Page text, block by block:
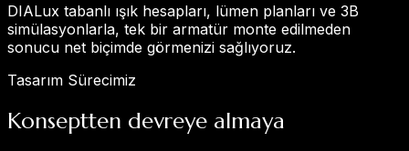
DIALux tabanlı ışık hesapları, lümen planları ve 3B
simülasyonlarla, tek bir armatür monte edilmeden
sonucu net biçimde görmenizi sağlıyoruz.
Tasarım Sürecimiz
Konseptten devreye almaya